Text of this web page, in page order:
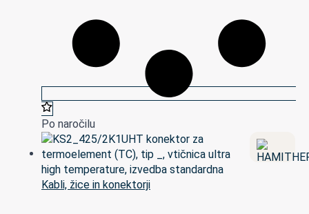
Po naročilu
Kabli, žice in konektorji